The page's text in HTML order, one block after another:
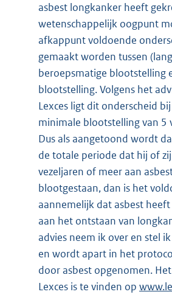
asbest longkanker heeft
wetenschappelijk oogpunt
afkappunt voldoende
gemaakt worden tussen
beroepsmatige blootstelling
blootstelling. Volgens het
Lexces ligt dit onderscheid
minimale blootstelling van 5
Dus als aangetoond wordt
de totale periode dat hij of
vezeljaren of meer aan
blootgestaan, dan is het
aannemelijk dat asbest
aan het ontstaan van
advies neem ik over en stel
en wordt apart in het
door asbest opgenomen.
Lexces is te vinden op E